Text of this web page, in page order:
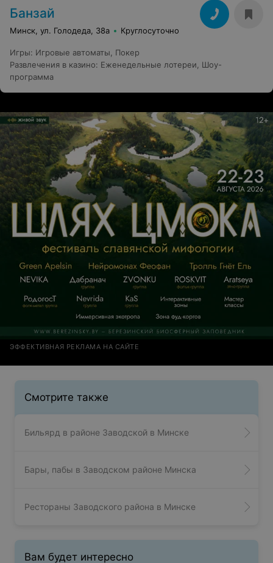
Банзай
Минск, ул. Голодеда, 38а Круглосуточно
Игры: Игровые автоматы
Покер
Развлечения в казино: Еженедельные лотереи
Шоу-
программа
ЭФФЕКТИВНАЯ РЕКЛАМА НА САЙТЕ
Смотрите также
Бильярд в районе Заводской в Минске
Бары, пабы в Заводском районе Минска
Рестораны Заводского района в Минске
Вам будет интересно